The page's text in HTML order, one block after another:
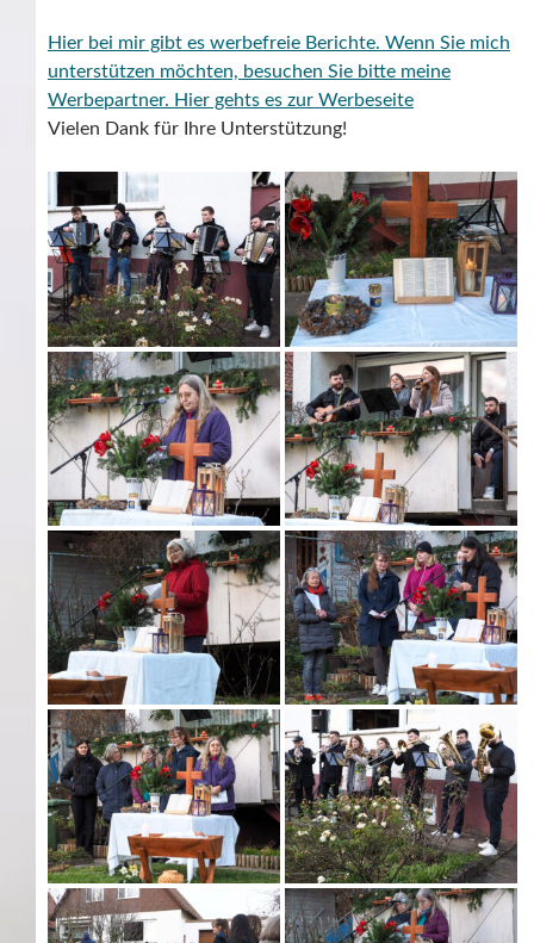
Hier bei mir gibt es werbefreie Berichte. Wenn Sie mich
unterstützen möchten, besuchen Sie bitte meine
Werbepartner. Hier gehts es zur Werbeseite
Vielen Dank für Ihre Unterstützung!